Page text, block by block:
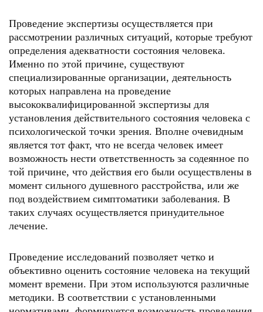
Проведение экспертизы осуществляется при
рассмотрении различных ситуаций, которые требуют
определения адекватности состояния человека.
Именно по этой причине, существуют
специализированные организации, деятельность
которых направлена на проведение
высококвалифицированной экспертизы для
установления действительного состояния человека с
психологической точки зрения. Вполне очевидным
является тот факт, что не всегда человек имеет
возможность нести ответственность за содеянное по
той причине, что действия его были осуществлены в
момент сильного душевного расстройства, или же
под воздействием симптоматики заболевания. В
таких случаях осуществляется принудительное
лечение.
Проведение исследований позволяет четко и
объективно оценить состояние человека на текущий
момент времени. При этом используются различные
методики. В соответствии с установленными